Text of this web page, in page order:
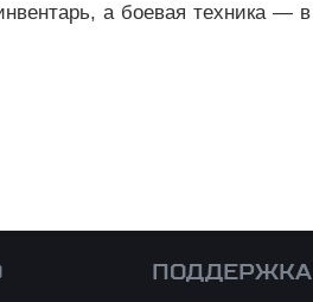
а боевая техника — в
ПОДДЕРЖКА